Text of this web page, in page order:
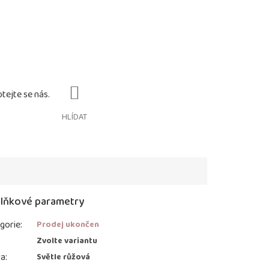
HLÍDAT
parametry
: Prodej ukončen
Zvolte variantu
: Světle růžová